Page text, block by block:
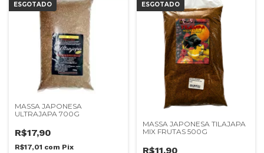
ESGOTADO
MASSA JAPONESA
ULTRAJAPA 700G
R$17,90
R$17,01 com Pix
ESGOTADO
MASSA JAPONESA TILAJAPA
MIX FRUTAS 500G
R$11,90